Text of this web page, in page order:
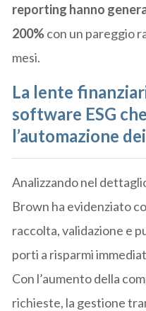
reporting hanno
200%con un pareggio
mesi.
La lente
software ESG
l’automazione
Analizzando nel
Brown ha evidenziato
raccolta, validazione e
porti a risparmi
Con l’aumento della
richieste, la gestione